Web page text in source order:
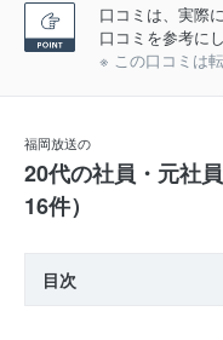
口コミは、実際
口コミを参考に
※ この口コミは
福岡放送の
20代の社員・元社
16件）
目次